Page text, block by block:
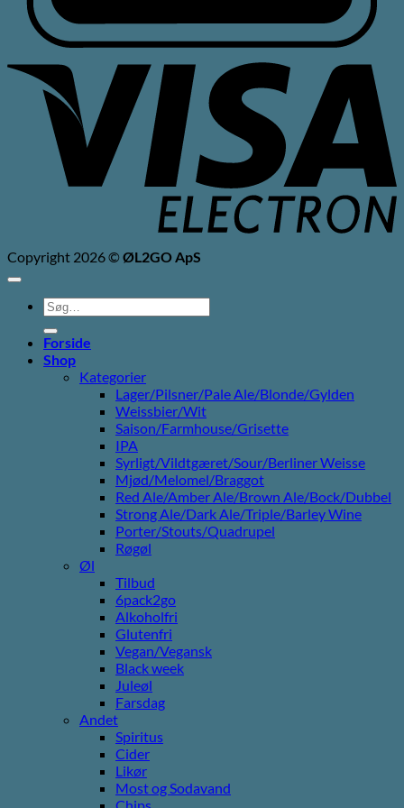
Copyright 2026 ©ØL2GO ApS
Søg
efter:
Forside
Shop
Kategorier
Lager/Pilsner/Pale Ale/Blonde/Gylden
Weissbier/Wit
Saison/Farmhouse/Grisette
IPA
Syrligt/Vildtgæret/Sour/Berliner Weisse
Mjød/Melomel/Braggot
Red Ale/Amber Ale/Brown Ale/Bock/Dubbel
Strong Ale/Dark Ale/Triple/Barley Wine
Porter/Stouts/Quadrupel
Røgøl
Øl
Tilbud
6pack2go
Alkoholfri
Glutenfri
Vegan/Vegansk
Black week
Juleøl
Farsdag
Andet
Spiritus
Cider
Likør
Most og Sodavand